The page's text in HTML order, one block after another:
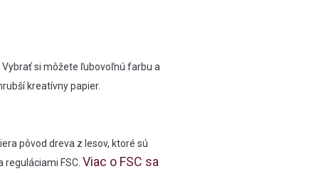
si môžete ľubovoľnú farbu a
kreatívny papier.
pôvod dreva z lesov, ktoré sú
FSC. Viac o FSC sa